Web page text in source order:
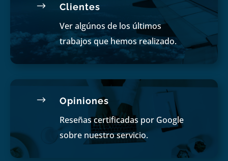
$ Clientes
Ver algúnos de los últimos
trabajos que hemos realizado.
$ Opiniones
Reseñas certificadas por Google
sobre nuestro servicio.